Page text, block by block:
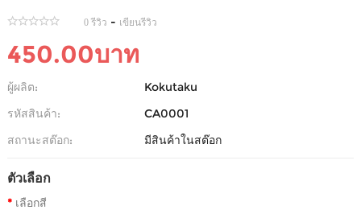
0 รีวิว - เขียนรีวิว
450.00บาท
ผู้ผลิต:
Kokutaku
รหัสสินค้า:
CA0001
สถานะสต๊อก:
มีสินค้าในสต๊อก
ตัวเลือก
เลือกสี